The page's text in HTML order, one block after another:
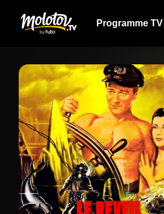
Programme TV